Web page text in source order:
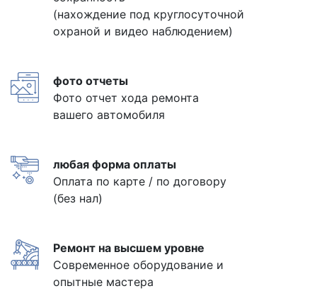
(нахождение под круглосуточной
охраной и видео наблюдением)
фото отчеты
Фото отчет хода ремонта
вашего автомобиля
любая форма оплаты
Оплата по карте / по договору
(без нал)
Ремонт на высшем уровне
Современное оборудование и
опытные мастера